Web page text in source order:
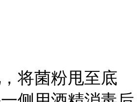
将菌粉甩至底